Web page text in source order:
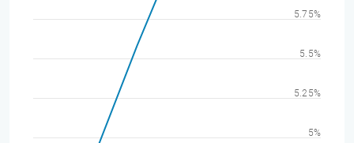
5%
5.25%
5.5%
5.75%